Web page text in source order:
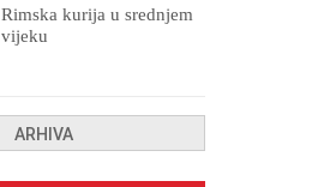
Rimska kurija u srednjem
vijeku
ARHIVA